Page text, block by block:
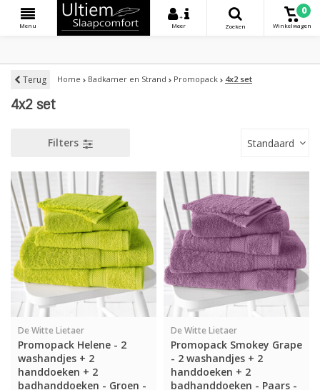
Menu
+
Meer
Zoeken
0
Winkelwagen
Terug Home Badkamer en Strand Promopack 4x2 set
4x2 set
Filters Standaard
De Witte Lietaer
Promopack Helene - 2
washandjes + 2
handdoeken + 2
badhanddoeken - Groen -
De Witte Lietaer
Promopack Smokey Grape
- 2 washandjes + 2
handdoeken + 2
badhanddoeken - Paars -